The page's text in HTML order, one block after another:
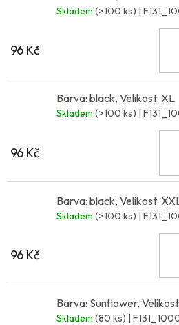
Skladem (>100 ks) |
96 Kč
Barva: black, Velikost: XL
Skladem (>100 ks) |
96 Kč
Barva: black, Velikost:
Skladem (>100 ks) |
96 Kč
Barva: Sunflower,
Skladem (80 ks) |